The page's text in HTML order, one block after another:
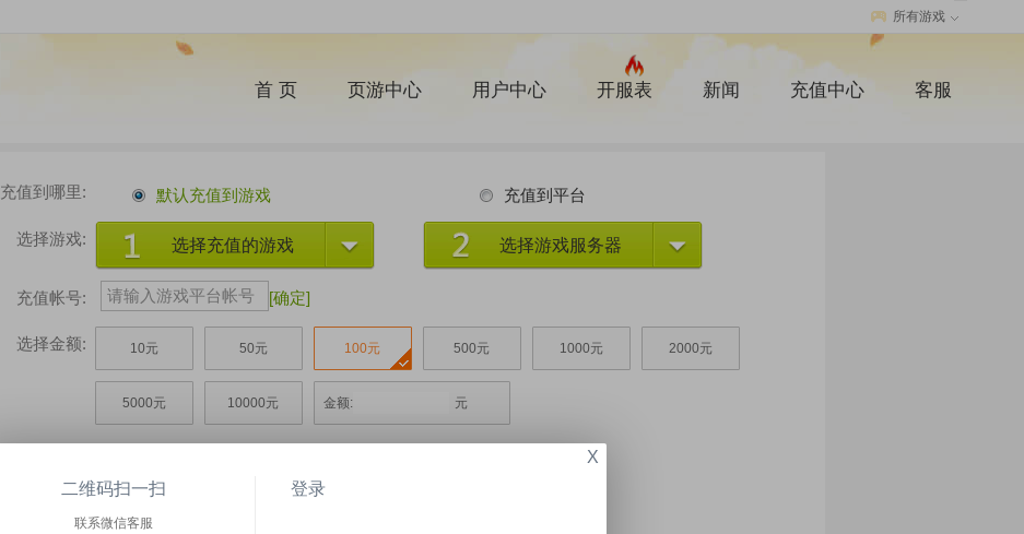
所有游戏
首 页 页游中心 用户中心 开服表 新闻 充值中心 客服
充值到哪里: 默认充值到游戏 充值到平台
选择游戏: 选择充值的游戏 选择游戏服务器
充值帐号: [确定]
选择金额: 10元 50元 100元 500元 1000元 2000元
5000元 10000元 金额: 元
X
登录
二维码扫一扫
联系微信客服